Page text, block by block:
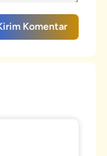
Komentar